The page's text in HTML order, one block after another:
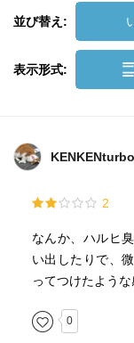
並び替え:
表示形式:
2
なんか、ハルヒ
い出したりで、
ってつけたような
0